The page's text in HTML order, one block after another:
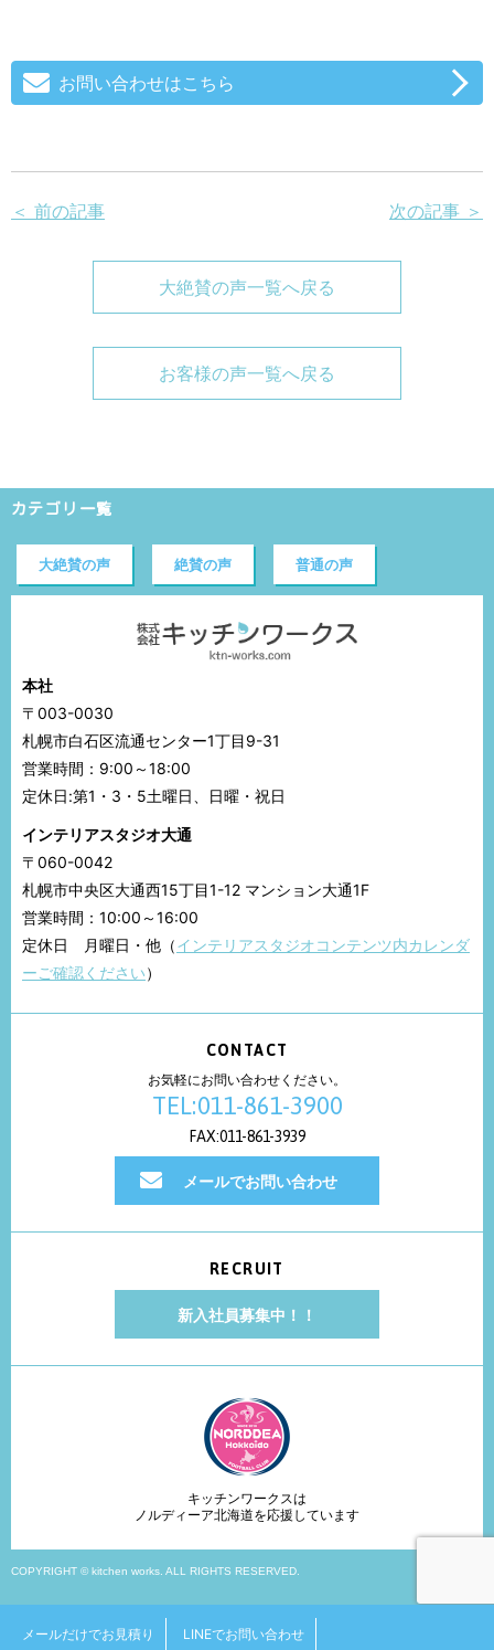
お問い合わせはこちら
＜ 前の記事 次の記事 ＞
大絶賛の声一覧へ戻る
お客様の声一覧へ戻る
カテゴリ一覧
大絶賛の声 絶賛の声 普通の声
本社
〒003-0030
札幌市白石区流通センター1丁目9-31
営業時間：9:00～18:00
定休日:第1・3・5土曜日、日曜・祝日
インテリアスタジオ大通
〒060-0042
札幌市中央区大通西15丁目1-12 マンション大通1F
営業時間：10:00～16:00
定休日 月曜日・他（インテリアスタジオコンテンツ内カレンダ
ーご確認ください）
CONTACT
お気軽にお問い合わせください。
TEL:011-861-3900
FAX:011-861-3939
メールでお問い合わせ
RECRUIT
新入社員募集中！！
キッチンワークスは
ノルディーア北海道を応援しています
COPYRIGHT © kitchen works. ALL RIGHTS RESERVED.
メールだけでお見積り LINEでお問い合わせ